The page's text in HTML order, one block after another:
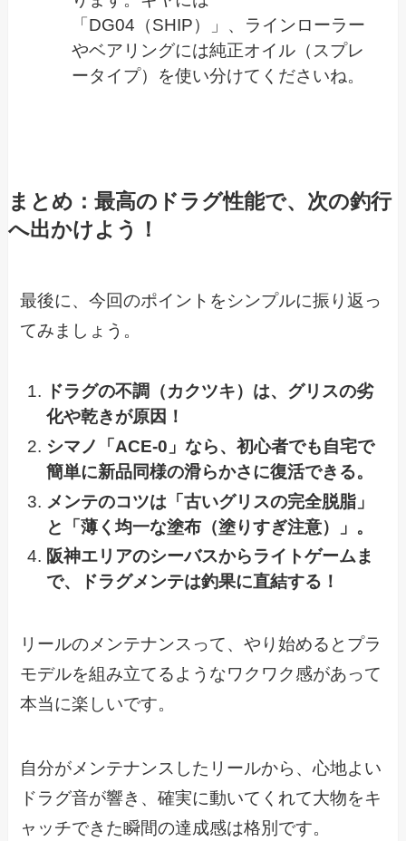
「DG04（SHIP）」、ラインローラー
やベアリングには純正オイル（スプレ
ータイプ）を使い分けてくださいね。
まとめ：最高のドラグ性能で、次の釣行
へ出かけよう！
最後に、今回のポイントをシンプルに振り返っ
てみましょう。
ドラグの不調（カクツキ）は、グリスの劣
化や乾きが原因！
シマノ「ACE-0」なら、初心者でも自宅で
簡単に新品同様の滑らかさに復活できる。
メンテのコツは「古いグリスの完全脱脂」
と「薄く均一な塗布（塗りすぎ注意）」。
阪神エリアのシーバスからライトゲームま
で、ドラグメンテは釣果に直結する！
リールのメンテナンスって、やり始めるとプラ
モデルを組み立てるようなワクワク感があって
本当に楽しいです。
自分がメンテナンスしたリールから、心地よい
ドラグ音が響き、確実に動いてくれて大物をキ
ャッチできた瞬間の達成感は格別です。